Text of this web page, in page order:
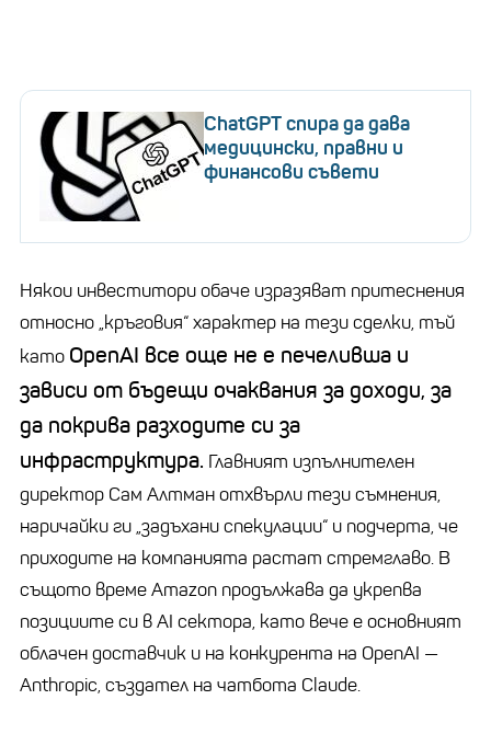
ChatGPT спира да дава
медицински, правни и
финансови съвети
Някои инвеститори обаче изразяват притеснения
относно „кръговия“ характер на тези сделки, тъй
като OpenAI все още не е печеливша и
зависи от бъдещи очаквания за доходи, за
да покрива разходите си за
инфраструктура. Главният изпълнителен
директор Сам Алтманотхвърли тези съмнения,
наричайки ги „задъхани спекулации“ и подчерта, че
приходите на компанията растат стремглаво. В
същото времеAmazon продължава да укрепва
позициите си в AI сектора, като вече е основният
облачен доставчик и на конкурента на OpenAI —
Anthropic, създател на чатбота Claude.